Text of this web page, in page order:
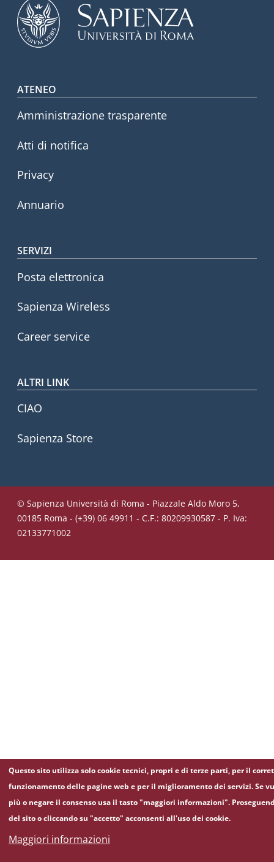
Footer menu
ATENEO
Amministrazione trasparente
Atti di notifica
Privacy
Annuario
SERVIZI
Posta elettronica
Sapienza Wireless
Career service
ALTRI LINK
CIAO
Sapienza Store
© Sapienza Università di Roma - Piazzale Aldo Moro 5,
00185 Roma - (+39) 06 49911 - C.F.: 80209930587 - P. Iva:
02133771002
Questo sito utilizza solo cookie tecnici, propri e di terze parti, per il
funzionamento delle pagine web e per il miglioramento dei servizi. Se
più o negare il consenso usa il tasto "maggiori informazioni".
del sito o cliccando su "accetto" acconsenti all'uso dei cookie.
Maggiori informazioni